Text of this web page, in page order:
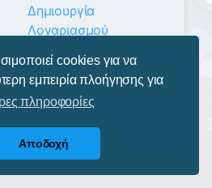
cookies για να
εμπειρία πλοήγησης για
πληροφορίες
Αποδοχή
Δημιουργία
Λογαριασμού